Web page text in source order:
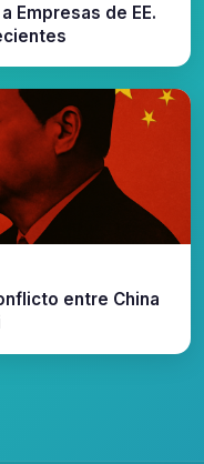
Empresas de EE.
entre China